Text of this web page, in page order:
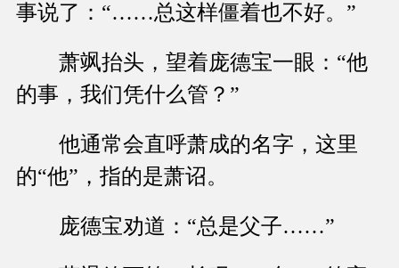
事说了：“……总这样僵着也不好。”
萧飒抬头，望着庞德宝一眼：“他
的事，我们凭什么管？”
他通常会直呼萧成的名字，这里
的“他”，指的是萧诏。
庞德宝劝道：“总是父子……”